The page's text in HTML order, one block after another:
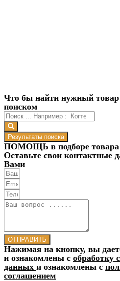
Что бы найти нужный товар
поиском
Результаты поиска
ПОМОЩЬ в подборе товара
Оставьте свои контактные
Вами
ОТПРАВИТЬ
Нажимая на кнопку, вы
и ознакомлены с обработку
данных и ознакомлены с
соглашением